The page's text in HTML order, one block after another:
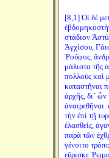
[8,1] Οἱ δὲ
στάδιον
Ἀγχίσου,
Ῥοῦφος,
μάλιστα τῆς
πολλοὺς καὶ
καταστῆναι
ἀρχῆς, δι´
τὴν ἐπὶ τῇ
ἐλασθείς,
παρὰ τῶν
γένοιτο
εὕρισκε